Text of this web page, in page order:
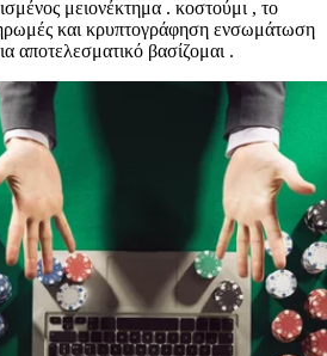
μειονέκτημα . κοστούμι , το
και κρυπτογράφηση ενσωμάτωση
αποτελεσματικό βασίζομαι .